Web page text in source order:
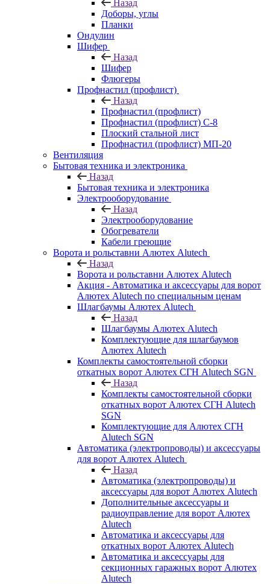
Назад
Доборы, углы
Планки
Ондулин
Шифер
Назад
Шифер
Флюгеры
Профнастил (профлист)
Назад
Профнастил (профлист)
Профнастил (профлист) С-8
Плоский стальной лист
Профнастил (профлист) МП-20
Вентиляция
Бытовая техника и электроника
Назад
Бытовая техника и электроника
Электрооборудование
Назад
Электрооборудование
Обогреватели
Кабели греющие
Ворота и рольставни Алютех Alutech
Назад
Ворота и рольставни Алютех Alutech
Акция - Автоматика и аксессуары для ворот
Алютех Alutech по специальным ценам
Шлагбаумы Алютех Alutech
Назад
Шлагбаумы Алютех Alutech
Комплектующие для шлагбаумов
Алютех Alutech
Комплекты самостоятельной сборки
откатных ворот Алютех СГН Alutech SGN
Назад
Комплекты самостоятельной сборки
откатных ворот Алютех СГН Alutech
SGN
Комплектующие для Алютех СГН
Alutech SGN
Автоматика (электропроводы) и аксессуары
для ворот Алютех Alutech
Назад
Автоматика (электропроводы) и
аксессуары для ворот Алютех Alutech
Дополнительные аксессуары и
радиоуправление для ворот Алютех
Alutech
Автоматика и аксессуары для
откатных ворот Алютех Alutech
Автоматика и аксессуары для
секционных гаражных ворот Алютех
Alutech